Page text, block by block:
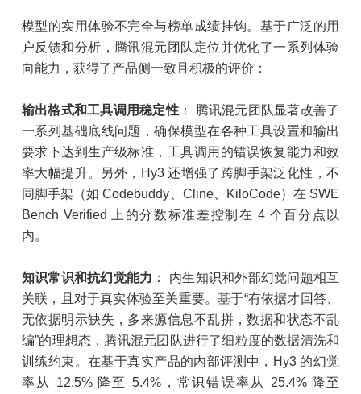
模型的实用体验不完全与榜单成绩挂钩。基于广泛的用
户反馈和分析，腾讯混元团队定位并优化了一系列体验
向能力，获得了产品侧一致且积极的评价：
输出格式和工具调用稳定性 ： 腾讯混元团队显著改善了
一系列基础底线问题，确保模型在各种工具设置和输出
要求下达到生产级标准，工具调用的错误恢复能力和效
率大幅提升。另外，Hy3 还增强了跨脚手架泛化性，不
同脚手架（如 Codebuddy、Cline、KiloCode）在 SWE
Bench Verified 上的分数标准差控制在 4 个百分点以
内。
知识常识和抗幻觉能力 ： 内生知识和外部幻觉问题相互
关联，且对于真实体验至关重要。基于“有依据才回答、
无依据明示缺失，多来源信息不乱拼，数据和状态不乱
编”的理想态，腾讯混元团队进行了细粒度的数据清洗和
训练约束。在基于真实产品的内部评测中，Hy3 的幻觉
率从 12.5% 降至 5.4%，常识错误率从 25.4% 降至